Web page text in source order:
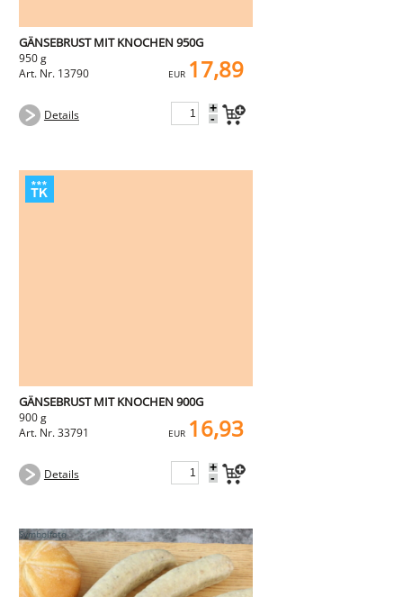
GÄNSEBRUST MIT KNOCHEN 950G
950 g
Art. Nr. 13790
EUR 17,89
Details +
-
GÄNSEBRUST MIT KNOCHEN 900G
900 g
Art. Nr. 33791
EUR 16,93
Details +
-